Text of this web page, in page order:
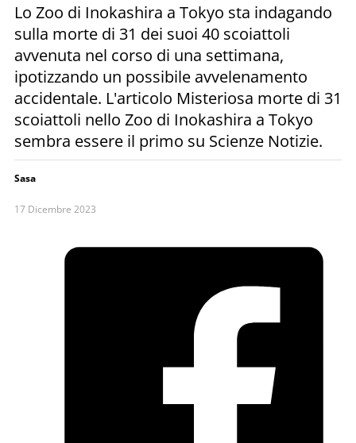
Lo Zoo di Inokashira a Tokyo sta indagando
sulla morte di 31 dei suoi 40 scoiattoli
avvenuta nel corso di una settimana,
ipotizzando un possibile avvelenamento
accidentale. L'articolo Misteriosa morte di 31
scoiattoli nello Zoo di Inokashira a Tokyo
sembra essere il primo su Scienze Notizie.
Sasa
17 Dicembre 2023